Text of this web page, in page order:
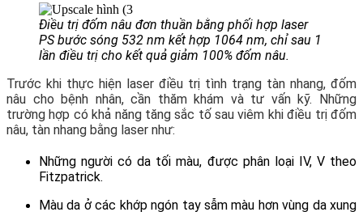
Điều trị đốm nâu đơn thuần bằng phối hợp laser
PS bước sóng 532 nm kết hợp 1064 nm, chỉ sau 1
lần điều trị cho kết quả giảm 100% đốm nâu.
Trước khi thực hiện laser điều trị tình trạng tàn nhang, đốm
nâu cho bệnh nhân, cần thăm khám và tư vấn kỹ. Những
trường hợp có khả năng tăng sắc tố sau viêm khi điều trị đốm
nâu, tàn nhang bằng laser như:
Những người có da tối màu, được phân loại IV, V theo
Fitzpatrick.
Màu da ở các khớp ngón tay sẫm màu hơn vùng da xung